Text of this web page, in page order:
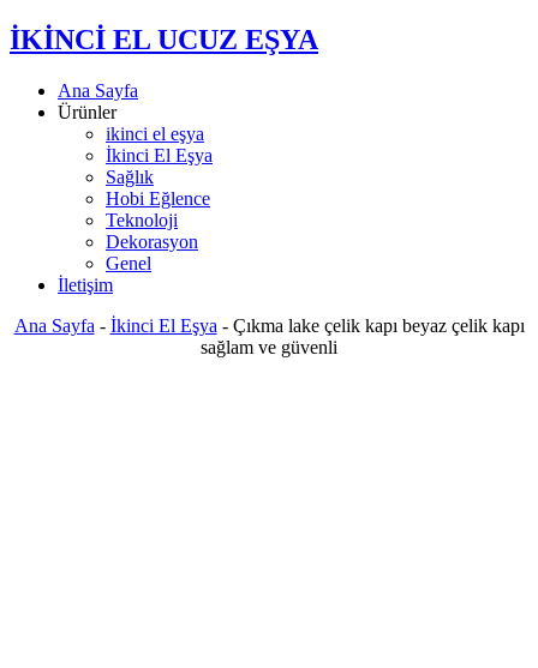
İKİNCİ EL UCUZ EŞYA
Ana Sayfa
Ürünler
ikinci el eşya
İkinci El Eşya
Sağlık
Hobi Eğlence
Teknoloji
Dekorasyon
Genel
İletişim
Ana Sayfa - İkinci El Eşya - Çıkma lake çelik kapı beyaz çelik kapı
sağlam ve güvenli